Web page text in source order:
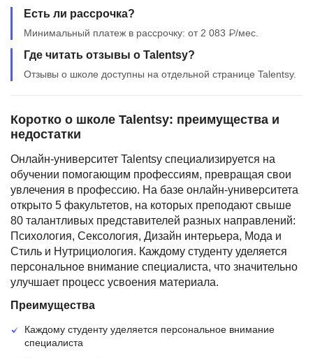
Есть ли рассрочка?
Минимальный платеж в рассрочку: от 2 083 ₽/мес.
Где читать отзывы о Talentsy?
Отзывы о школе доступны на отдельной странице Talentsy.
Коротко о школе Talentsy: преимущества и
недостатки
Онлайн-университет Talentsy специализируется на
обучении помогающим профессиям, превращая свои
увлечения в профессию. На базе онлайн-университета
открыто 5 факультетов, на которых преподают свыше
80 талантливых представителей разных направлений:
Психология, Сексология, Дизайн интерьера, Мода и
Стиль и Нутрициология. Каждому студенту уделяется
персональное внимание специалиста, что значительно
улучшает процесс усвоения материала.
Преимущества
Каждому студенту уделяется персональное внимание
специалиста